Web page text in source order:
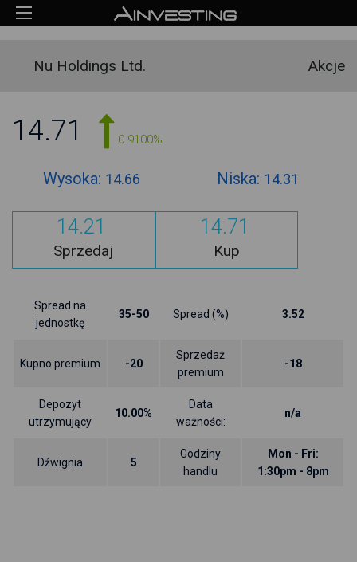
Nu Holdings Ltd. Akcje
14.71 0.9100%
Wysoka: 14.66 Niska: 14.31
14.21
Sprzedaj
14.71
Kup
Spread na
jednostkę
35-50 Spread (%) 3.52
Kupno premium -20
Sprzedaż
premium
-18
Depozyt
utrzymujący
10.00%
Data
ważności:
n/a
Dźwignia 5
Godziny
handlu
Mon - Fri:
1:30pm - 8pm